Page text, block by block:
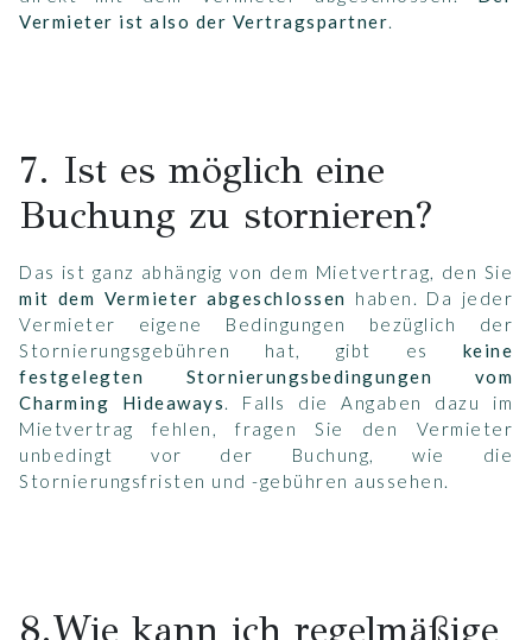
Vermieter ist also der Vertragspartner.
7. Ist es möglich eine
Buchung zu stornieren?
Das ist ganz abhängig von dem Mietvertrag, den Sie
mit dem Vermieter abgeschlossen haben. Da jeder
Vermieter eigene Bedingungen bezüglich der
Stornierungsgebühren hat, gibt es keine
festgelegten Stornierungsbedingungen vom
Charming Hideaways. Falls die Angaben dazu im
Mietvertrag fehlen, fragen Sie den Vermieter
unbedingt vor der Buchung, wie die
Stornierungsfristen und -gebühren aussehen.
8.Wie kann ich regelmäßige